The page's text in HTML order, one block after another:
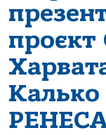
проєкт
Калько